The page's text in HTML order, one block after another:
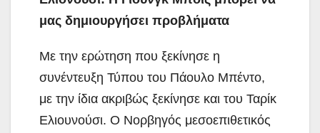
μας δημιουργήσει προβλήματα
Με την ερώτηση που ξεκίνησε η
συνέντευξη Τύπου του Πάουλο Μπέντο,
με την ίδια ακριβώς ξεκίνησε και του Ταρίκ
Ελιουνούσι. Ο Νορβηγός μεσοεπιθετικός